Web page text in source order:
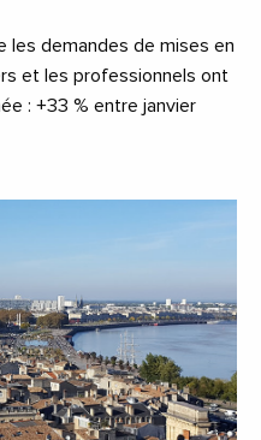
les demandes de mises en
et les professionnels ont
: +33 % entre janvier